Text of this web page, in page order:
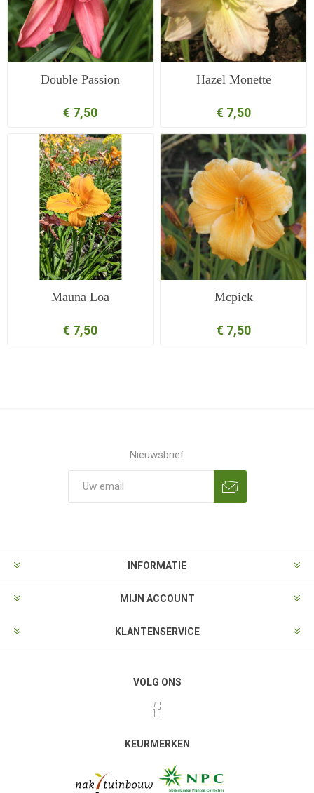
Double Passion
€ 7,50
Hazel Monette
€ 7,50
Mauna Loa
€ 7,50
Mcpick
€ 7,50
Nieuwsbrief
INFORMATIE
MIJN ACCOUNT
KLANTENSERVICE
VOLG ONS
KEURMERKEN